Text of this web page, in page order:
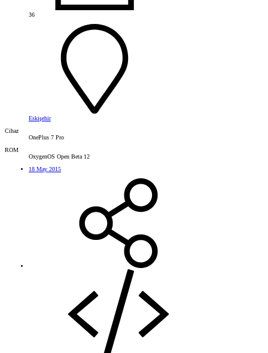
36
Eskişehir
Cihaz
OnePlus 7 Pro
ROM
OxygenOS Open Beta 12
18 May 2015